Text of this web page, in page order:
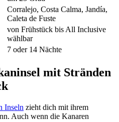
Corralejo, Costa Calma, Jandía,
Caleta de Fuste
von Frühstück bis All Inclusive
wählbar
7 oder 14 Nächte
mit Stränden
Inseln zieht dich mit ihrem
Auch wenn die Kanaren